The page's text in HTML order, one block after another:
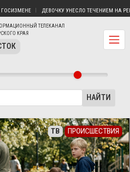
ТЕЛЕКАНАЛ
КРАЯ
ДЕВОЧКУ УНЕСЛО ТЕЧЕНИЕМ НА РЕКЕ
НАЙТИ
ТВ ПРОИСШЕСТВИЯ